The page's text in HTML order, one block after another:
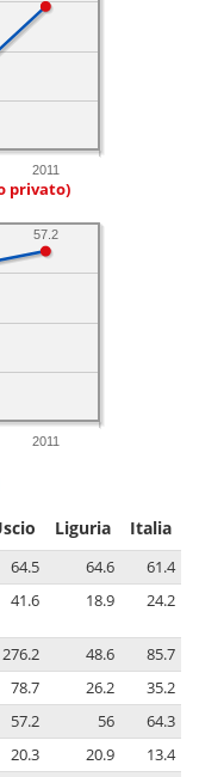
2011
privato)
2011
57.2
Liguria Italia
64.5 64.6
61.4
41.6 18.9 24.2
276.2 48.6
85.7
78.7 26.2
35.2
57.2 56
64.3
20.3 20.9
13.4